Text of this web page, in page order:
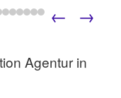
← →
Agentur in